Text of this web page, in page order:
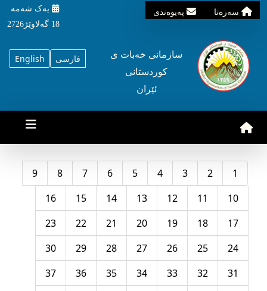
سه‌ره‌تا په‌یوه‌ندی
یه‌ک شه‌مه‌
18 گه‌لاوێژ2726
English فارسی
سازمانی خه‌بات ی
کوردستانی
ئێران
1
2
3
4
5
6
7
8
9
10
11
12
13
14
15
16
17
18
19
20
21
22
23
24
25
26
27
28
29
30
31
32
33
34
35
36
37